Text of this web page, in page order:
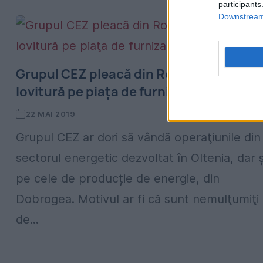
Grupul CEZ pleacă din România? Ar fi o
lovitură pe piaţa de furnizare a energiei
22 MAI 2019
Grupul CEZ ar dori să vândă operaţiunile din
sectorul energetic dezvoltat în Oltenia, dar
pe cele de producție de energie, din
Dobrogea. Motivul ar fi că sunt nemulţumiţi
de...